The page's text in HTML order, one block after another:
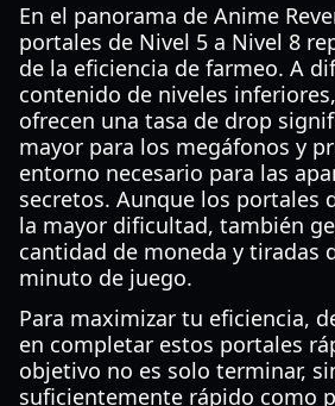
En el panorama de Anime
portales de Nivel 5 a Nivel 8
de la eficiencia de farmeo. A
contenido de niveles
ofrecen una tasa de drop
mayor para los megáfonos y
entorno necesario para las
secretos. Aunque los portales
la mayor dificultad, también
cantidad de moneda y tiradas
minuto de juego.
Para maximizar tu eficiencia,
en completar estos portales
objetivo no es solo terminar,
suficientemente rápido como